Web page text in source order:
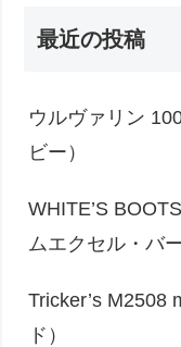
最近の投稿
ウルヴァリン
ビー）
WHITE’S
ムエクセル・バ
Tricker’s M2508
ド）